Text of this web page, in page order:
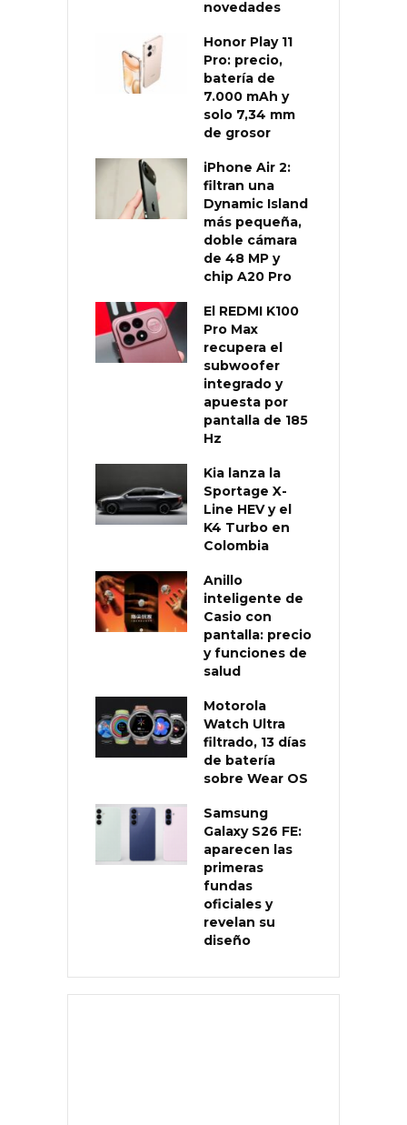
novedades
Honor Play 11
Pro: precio,
batería de
7.000 mAh y
solo 7,34 mm
de grosor
iPhone Air 2:
filtran una
Dynamic Island
más pequeña,
doble cámara
de 48 MP y
chip A20 Pro
El REDMI K100
Pro Max
recupera el
subwoofer
integrado y
apuesta por
pantalla de 185
Hz
Kia lanza la
Sportage X-
Line HEV y el
K4 Turbo en
Colombia
Anillo
inteligente de
Casio con
pantalla: precio
y funciones de
salud
Motorola
Watch Ultra
filtrado, 13 días
de batería
sobre Wear OS
Samsung
Galaxy S26 FE:
aparecen las
primeras
fundas
oficiales y
revelan su
diseño